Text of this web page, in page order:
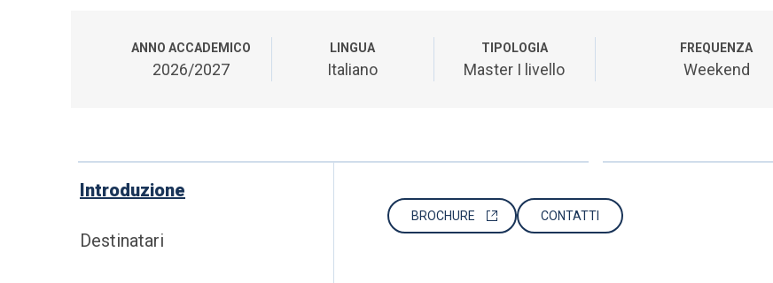
ANNO ACCADEMICO
2026/2027
LINGUA
Italiano
TIPOLOGIA
Master I livello
FREQUENZA
Weekend
Introduzione
Destinatari
BROCHURE CONTATTI